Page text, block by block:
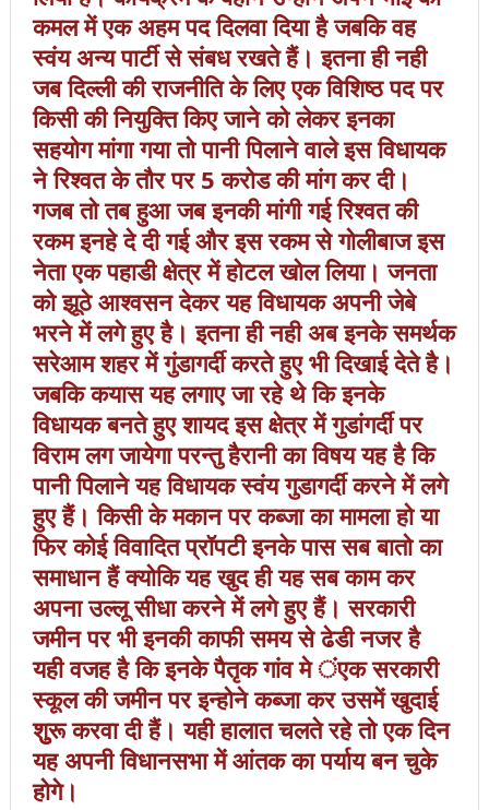
कमल में एक अहम पद दिलवा दिया है जबकि वह
स्वंय अन्य पार्टी से संबध रखते हैं। इतना ही नही
जब दिल्ली की राजनीति के लिए एक विशिष्ठ पद पर
किसी की नियुक्ति किए जाने को लेकर इनका
सहयोग मांगा गया तो पानी पिलाने वाले इस विधायक
ने रिश्वत के तौर पर 5 करोड की मांग कर दी।
गजब तो तब हुआ जब इनकी मांगी गई रिश्वत की
रकम इनहे दे दी गई और इस रकम से गोलीबाज इस
नेता एक पहाडी क्षेत्र में होटल खोल लिया। जनता
को झूठे आश्वसन देकर यह विधायक अपनी जेबे
भरने में लगे हुए है। इतना ही नही अब इनके समर्थक
सरेआम शहर में गुंडागर्दी करते हुए भी दिखाई देते है।
जबकि कयास यह लगाए जा रहे थे कि इनके
विधायक बनते हुए शायद इस क्षेत्र में गुडांगर्दी पर
विराम लग जायेगा परन्तु हैरानी का विषय यह है कि
पानी पिलाने यह विधायक स्वंय गुडागर्दी करने में लगे
हुए हैं। किसी के मकान पर कब्जा का मामला हो या
फिर कोई विवादित प्रॉपटी इनके पास सब बातो का
समाधान हैं क्योकि यह खुद ही यह सब काम कर
अपना उल्लू सीधा करने में लगे हुए हैं। सरकारी
जमीन पर भी इनकी काफी समय से ढेडी नजर है
यही वजह है कि इनके पैतृक गांव मे ंएक सरकारी
स्कूल की जमीन पर इन्होने कब्जा कर उसमें खुदाई
शुुरू करवा दी हैं। यही हालात चलते रहे तो एक दिन
यह अपनी विधानसभा में आंतक का पर्याय बन चुके
होगे।